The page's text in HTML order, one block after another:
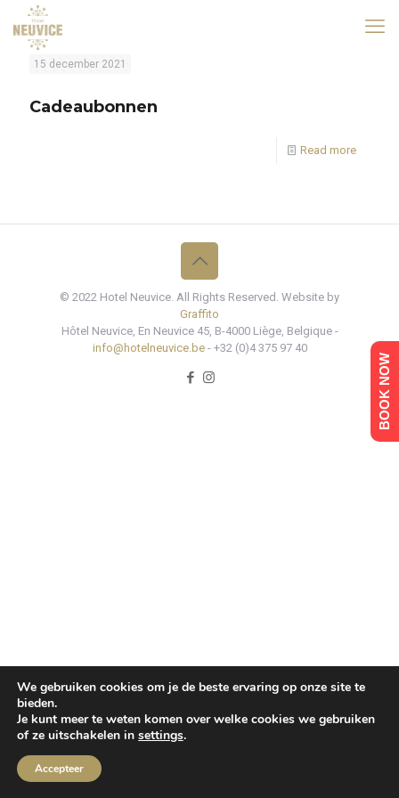
15 december 2021
Cadeaubonnen
Read more
© 2022 Hotel Neuvice. All Rights Reserved. Website by
Graffito
Hôtel Neuvice, En Neuvice 45, B-4000 Liège, Belgique -
info@hotelneuvice.be- +32 (0)4 375 97 40
We gebruiken cookies om je de beste ervaring op onze site te
bieden.
Je kunt meer te weten komen over welke cookies we gebruiken
of ze uitschakelen in settings.
Accepteer
BOOK NOW